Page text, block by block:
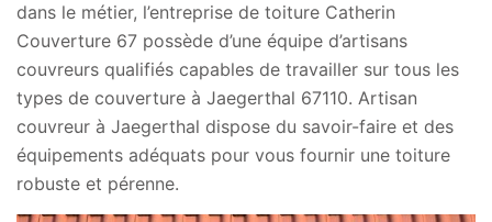
dans le métier, l’entreprise de toiture Catherin
Couverture 67 possède d’une équipe d’artisans
couvreurs qualifiés capables de travailler sur tous les
types de couverture à Jaegerthal 67110. Artisan
couvreur à Jaegerthal dispose du savoir-faire et des
équipements adéquats pour vous fournir une toiture
robuste et pérenne.